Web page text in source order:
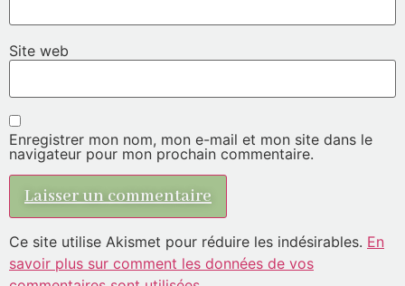
Site web
Enregistrer mon nom, mon e-mail et mon site dans le
navigateur pour mon prochain commentaire.
Ce site utilise Akismet pour réduire les indésirables. En
savoir plus sur comment les données de vos